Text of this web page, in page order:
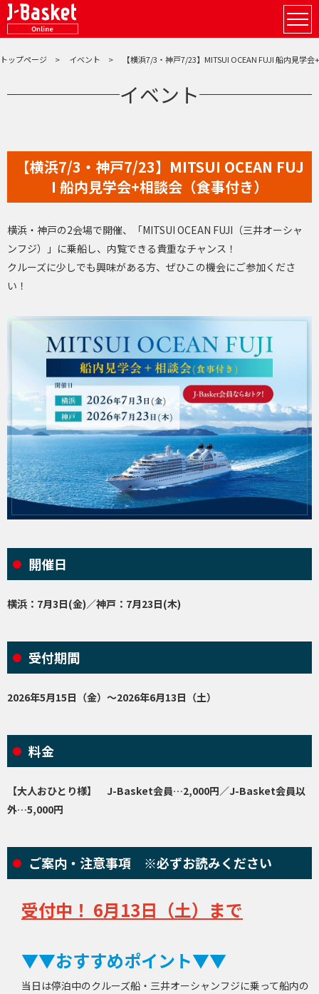
トップページ イベント 【横浜7/3・神戸7/23】MITSUI OCEAN FUJI 船内見学
イベント
【横浜7/3・神戸7/23】MITSUI OCEAN FUJ
I 船内見学会+相談会（食事付き）
横浜・神戸の2会場で開催、「MITSUI OCEAN FUJI（三井オーシャ
ンフジ）」に乗船し、内覧できる貴重なチャンス！
クルーズに少しでも興味がある方、ぜひこの機会にご参加くださ
い！
開催日
横浜：7月3日(金)／神戸：7月23日(木)
受付期間
2026年5月15日（金）～2026年6月13日（土）
料金
【大人おひとり様】 J-Basket会員…2,000円／J-Basket会員以
外…5,000円
ご案内・注意事項 ※必ずお読みください
受付中！ 6月13日（土）まで
▼▼おすすめポイント▼▼
当日は停泊中のクルーズ船・三井オーシャンフジに乗って船内の